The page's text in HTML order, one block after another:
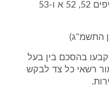
7. חוק הגנת הדייר קובע בסעיפים 52, 52 א ו-53
בהסכם בין בעל
רשאי כל צד לבקש